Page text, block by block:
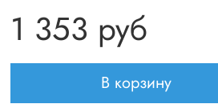
1 353 руб
В корзину